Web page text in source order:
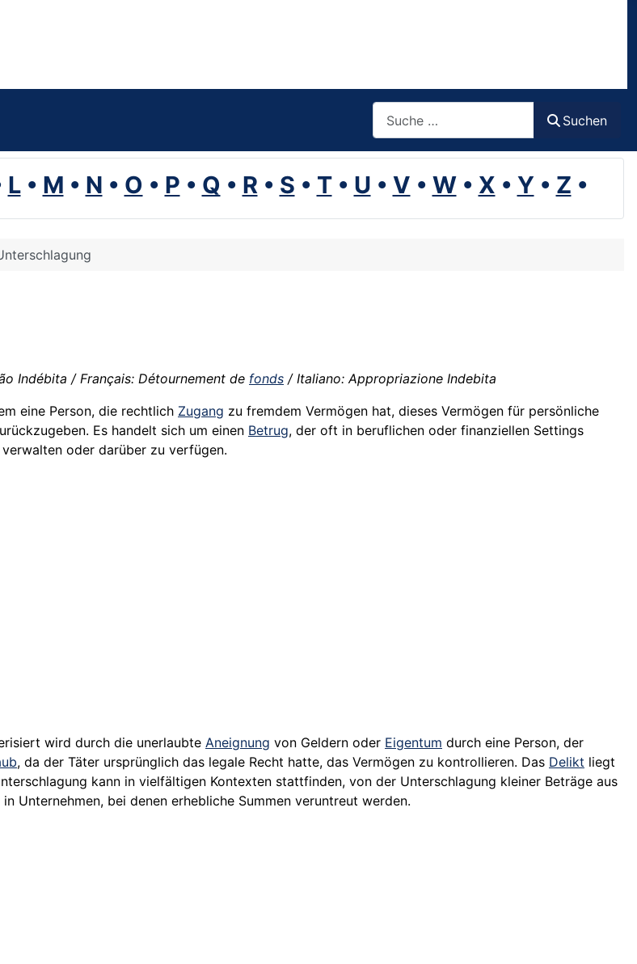
Suchen
L• M • N • O • P • Q • R• S • T• U • V • W• X • Y • Z •
Indébita / Français: Détournement de fonds / Italiano: Appropriazione Indebita
eine Person, die rechtlich Zugang zu fremdem Vermögen hat, dieses Vermögen für persönliche
Es handelt sich um einen Betrug, der oft in beruflichen oder finanziellen Settings
oder darüber zu verfügen.
wird durch die unerlaubte Aneignung von Geldern oder Eigentum durch eine Person, der
, da der Täter ursprünglich das legale Recht hatte, das Vermögen zu kontrollieren. Das Delikt liegt
kann in vielfältigen Kontexten stattfinden, von der Unterschlagung kleiner Beträge aus
Unternehmen, bei denen erhebliche Summen veruntreut werden.